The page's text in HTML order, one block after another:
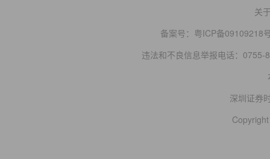
关
备案号： 粤ICP备09109218
违法和不良信息举报电话：0755-
深圳证券